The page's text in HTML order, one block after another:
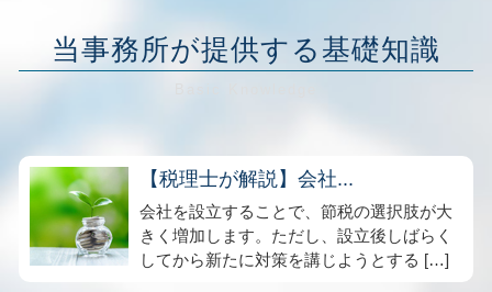
当事務所が提供する基礎知識
【税理士が解説】会社...
会社を設立することで、節税の選択肢が大
きく増加します。ただし、設立後しばらく
してから新たに対策を講じようとする […]